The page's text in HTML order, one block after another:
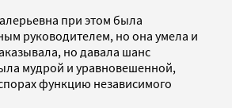
при этом была
руководителем, но она умела и
но давала шанс
мудрой и уравновешенной,
функцию независимого